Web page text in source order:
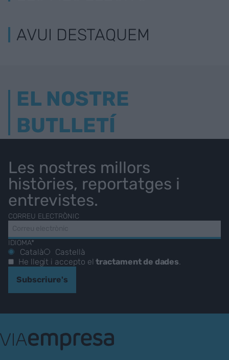
AVUI DESTAQUEM
EL NOSTRE
BUTLLETÍ
Les nostres millors
històries, reportatges i
entrevistes.
CORREU ELECTRÒNIC
IDIOMA*
Català
Castellà
He llegit i accepto eltractament de dades.
Subscriure's